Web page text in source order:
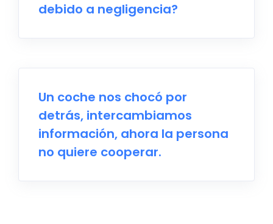
debido a negligencia?
Un coche nos chocó por
detrás, intercambiamos
información, ahora la persona
no quiere cooperar.